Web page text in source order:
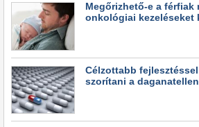
Megőrizhető-e a férfiak
onkológiai kezeléseket
Célzottabb
szorítani a